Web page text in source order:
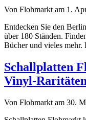
Von Flohmarkt am 1.
Entdecken Sie den
über 180 Ständen.
Bücher und vieles mehr.
Schallplatten
Vinyl-
Von Flohmarkt am 30.